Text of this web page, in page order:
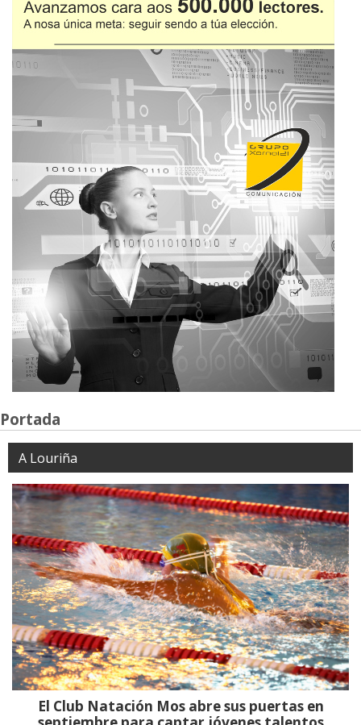
Portada
A Louriña
El Club Natación Mos abre sus puertas en